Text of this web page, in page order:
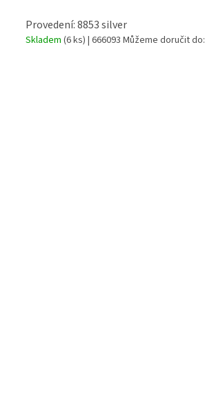
Provedení: 8853 silver
Skladem (6 ks) | 666093 Můžeme doručit do: